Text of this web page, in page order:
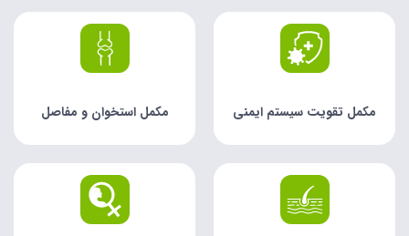
مکمل تقویت سیستم ایمنی مکمل استخوان و مفاصل